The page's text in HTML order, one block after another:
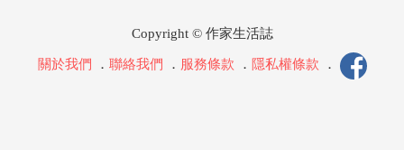
Copyright © 作家生活誌
關於我們 ． 聯絡我們 ． 服務條款 ． 隱私權條款 ．